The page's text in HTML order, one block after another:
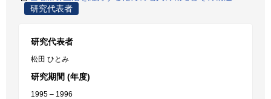
研究代表者
研究代表者
松田 ひとみ
研究期間 (年度)
1995 – 1996